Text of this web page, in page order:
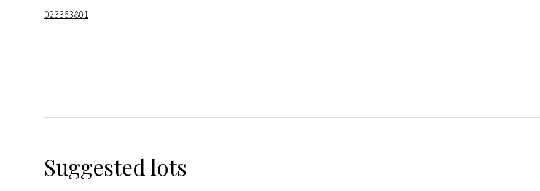
023363801
Suggested lots